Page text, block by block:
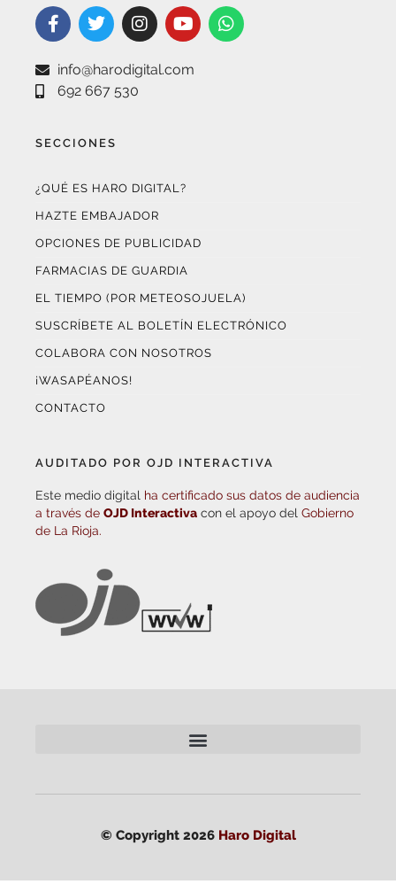
info@harodigital.com
692 667 530
SECCIONES
¿QUÉ ES HARO DIGITAL?
HAZTE EMBAJADOR
OPCIONES DE PUBLICIDAD
FARMACIAS DE GUARDIA
EL TIEMPO (POR METEOSOJUELA)
SUSCRÍBETE AL BOLETÍN ELECTRÓNICO
COLABORA CON NOSOTROS
¡WASAPÉANOS!
CONTACTO
AUDITADO POR OJD INTERACTIVA
Este medio digital ha certificado sus datos de audiencia
a través de OJD Interactiva con el apoyo del Gobierno
de La Rioja.
© Copyright 2026 Haro Digital